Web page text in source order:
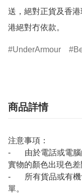
送，絕對正貨及香
港絕對冇依款。
UnderArmour
商品詳情
注意事項：
- 由於電話或電腦
實物的顏色出現色差
- 所有貨品或有機
單。